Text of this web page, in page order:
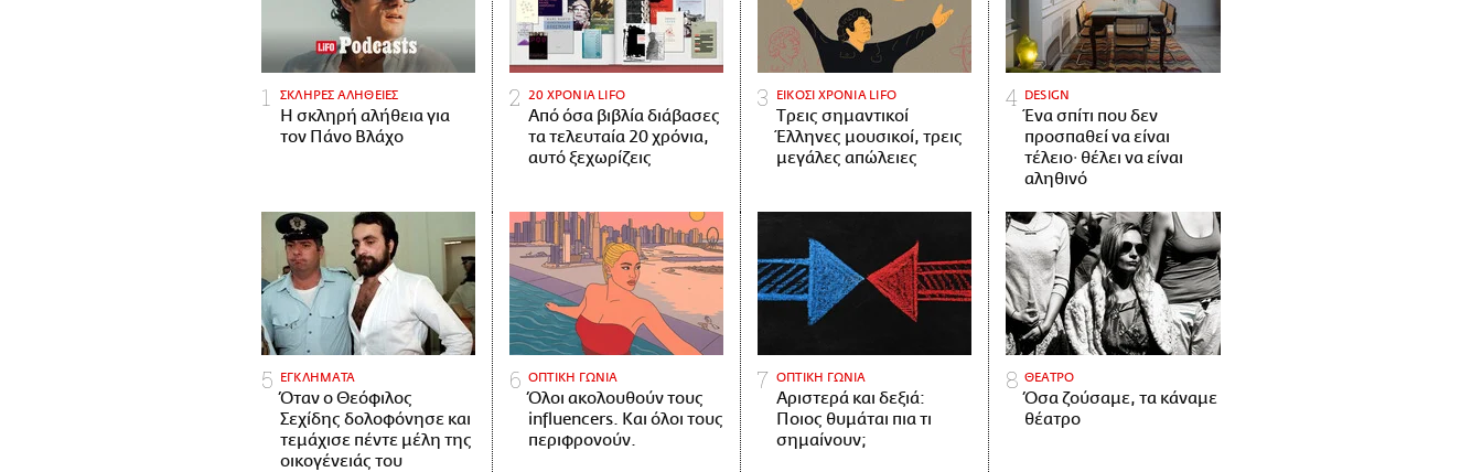
ΣΚΛΗΡΕΣ ΑΛΗΘΕΙΕΣ
H σκληρή αλήθεια για
τον Πάνο Βλάχο
20 ΧΡΟΝΙΑ LIFO
Από όσα βιβλία διάβασες
τα τελευταία 20 χρόνια,
αυτό ξεχωρίζεις
ΕΙΚΟΣΙ ΧΡΟΝΙΑ LIFO
Tρεις σημαντικοί
Έλληνες μουσικοί, τρεις
μεγάλες απώλειες
DESIGN
Ένα σπίτι που δεν
προσπαθεί να είναι
τέλειο· θέλει να είναι
αληθινό
ΕΓΚΛΗΜΑΤΑ
Όταν ο Θεόφιλος
Σεχίδης δολοφόνησε και
τεμάχισε πέντε μέλη της
οικογένειάς του
ΟΠΤΙΚΗ ΓΩΝΙΑ
Όλοι ακολουθούν τους
influencers. Και όλοι τους
περιφρονούν.
ΟΠΤΙΚΗ ΓΩΝΙΑ
Αριστερά και δεξιά:
Ποιος θυμάται πια τι
σημαίνουν;
ΘΕΑΤΡΟ
Όσα ζούσαμε, τα κάναμε
θέατρο